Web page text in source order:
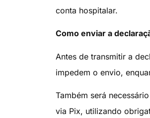
conta hospitalar.
Como enviar a
Antes de transmitir a
impedem o envio,
Também será
via Pix, utilizando